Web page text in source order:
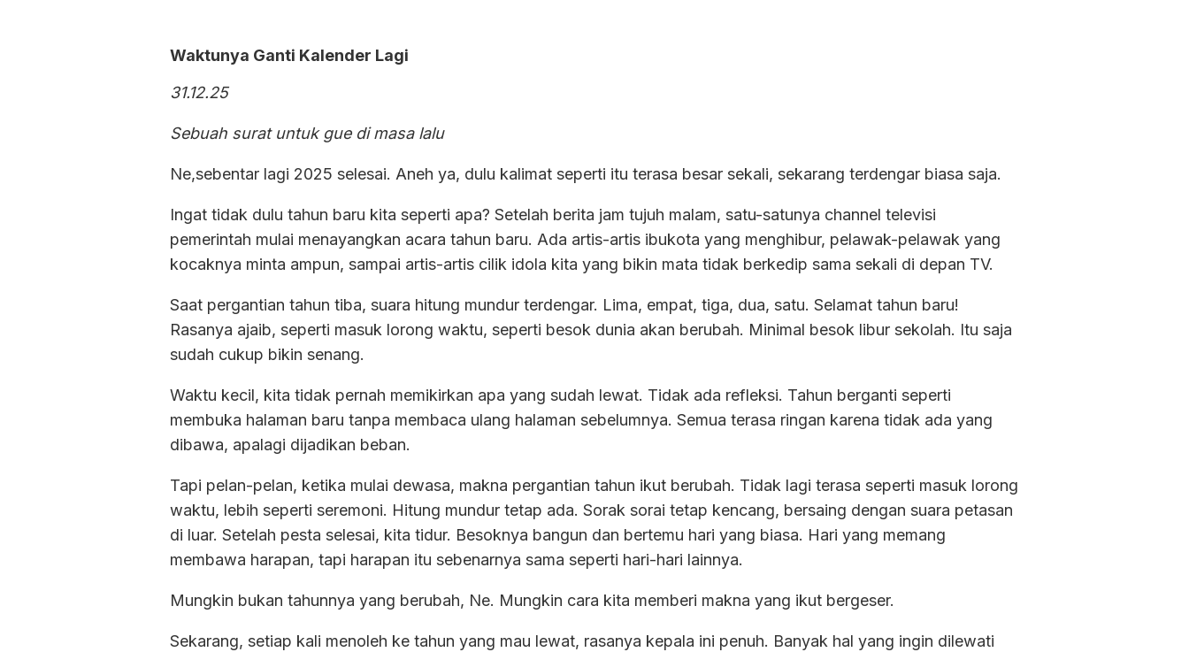
Waktunya Ganti Kalender Lagi
31.12.25
Sebuah surat untuk gue di masa lalu
Ne,sebentar lagi 2025 selesai. Aneh ya, dulu kalimat seperti itu terasa besar sekali, sekarang terdengar biasa saja.
Ingat tidak dulu tahun baru kita seperti apa? Setelah berita jam tujuh malam, satu-satunya channel televisi
pemerintah mulai menayangkan acara tahun baru. Ada artis-artis ibukota yang menghibur, pelawak-pelawak yang
kocaknya minta ampun, sampai artis-artis cilik idola kita yang bikin mata tidak berkedip sama sekali di depan TV.
Saat pergantian tahun tiba, suara hitung mundur terdengar. Lima, empat, tiga, dua, satu. Selamat tahun baru!
Rasanya ajaib, seperti masuk lorong waktu, seperti besok dunia akan berubah. Minimal besok libur sekolah. Itu saja
sudah cukup bikin senang.
Waktu kecil, kita tidak pernah memikirkan apa yang sudah lewat. Tidak ada refleksi. Tahun berganti seperti
membuka halaman baru tanpa membaca ulang halaman sebelumnya. Semua terasa ringan karena tidak ada yang
dibawa, apalagi dijadikan beban.
Tapi pelan-pelan, ketika mulai dewasa, makna pergantian tahun ikut berubah. Tidak lagi terasa seperti masuk lorong
waktu, lebih seperti seremoni. Hitung mundur tetap ada. Sorak sorai tetap kencang, bersaing dengan suara petasan
di luar. Setelah pesta selesai, kita tidur. Besoknya bangun dan bertemu hari yang biasa. Hari yang memang
membawa harapan, tapi harapan itu sebenarnya sama seperti hari-hari lainnya.
Mungkin bukan tahunnya yang berubah, Ne. Mungkin cara kita memberi makna yang ikut bergeser.
Sekarang, setiap kali menoleh ke tahun yang mau lewat, rasanya kepala ini penuh. Banyak hal yang ingin dilewati